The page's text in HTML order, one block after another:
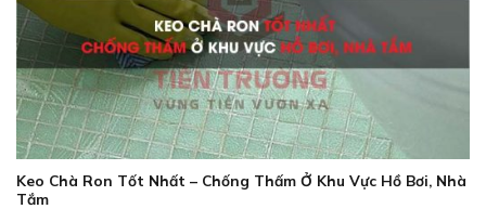
Keo Chà Ron Tốt Nhất – Chống Thấm Ở Khu Vực Hồ Bơi, Nhà
Tắm